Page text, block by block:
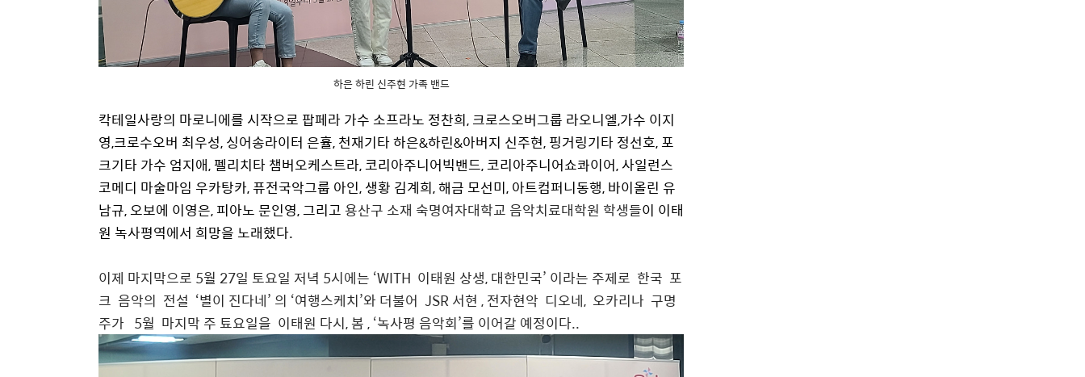
하은 하린 신주현 가족 밴드
칵테일사랑의 마로니에를 시작으로 팝페라 가수 소프라노 정찬희, 크로스오버그룹 라오니엘,가수 이지
영,크로수오버 최우성, 싱어송라이터 은휼,천재기타 하은&하린&아버지 신주현, 핑거링기타 정선호, 포
크기타 가수 엄지애,펠리치타 챔버오케스트라, 코리아주니어빅밴드, 코리아주니어쇼콰이어,사일런스
코메디 마술마임 우카탕카, 퓨전국악그룹 아인, 생황 김계희, 해금 모선미,아트컴퍼니동행, 바이올린 유
남규, 오보에 이영은, 피아노 문인영,그리고용산구 소재 숙명여자대학교 음악치료대학원 학생들이 이태
원 녹사평역에서 희망을 노래했다.
이제 마지막으로 5월 27일 토요일 저녁 5시에는 ‘WITH 이태원 상생, 대한민국’ 이라는 주제로 한국 포
크 음악의 전설 ‘별이 진다네’ 의 ‘여행스케치’와 더불어 JSR 서현 , 전자현악 디오네, 오카리나 구명
주가 5월 마지막 주 툐요일을 이태원 다시, 봄 , ‘녹사평 음악회’를 이어갈 예정이다..